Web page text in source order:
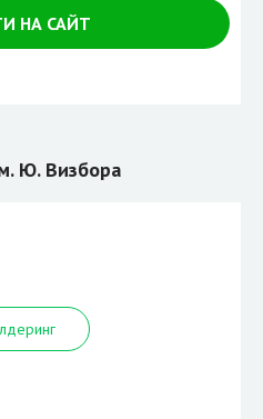
НА САЙТ
Ю. Визбора